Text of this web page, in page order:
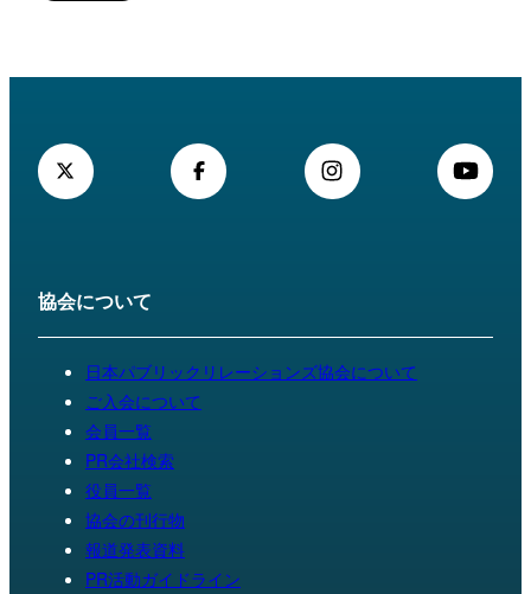
協会について
日本パブリックリレーションズ協会について
ご入会について
会員一覧
PR会社検索
役員一覧
協会の刊行物
報道発表資料
PR活動ガイドライン